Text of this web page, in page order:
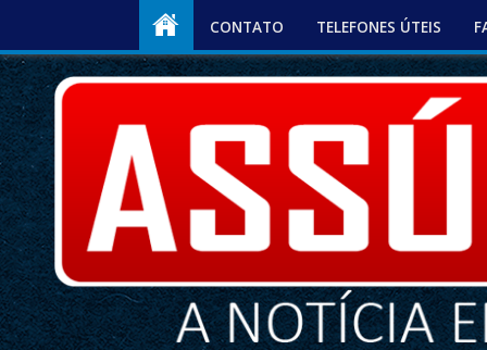
CONTATO TELEFONES ÚTEIS